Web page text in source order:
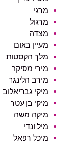
מרגי
מרגול
מצדה
מעיין באום
מלך הקסטות
מירי מסיקה
מירב הלינגר
מיקי גבריאלוב
מיקי בן עטר
מיקה משה
מיליונדי
מיכל רפאל